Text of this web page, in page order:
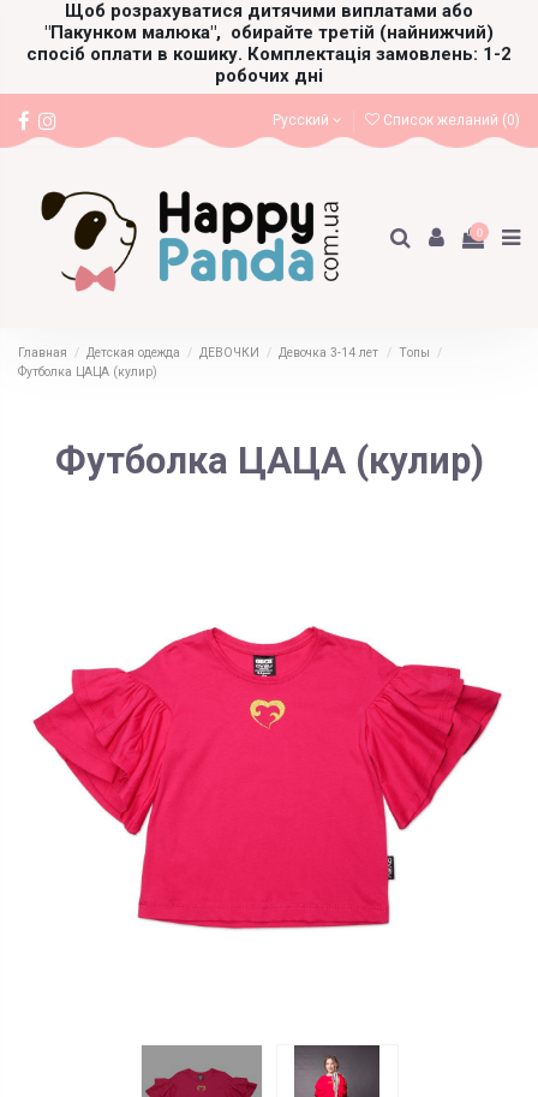
Щоб розрахуватися дитячими виплатами або
"Пакунком малюка", обирайте третій (найнижчий)
спосіб оплати в кошику. Комплектація замовлень: 1-2
робочих дні
Русский Список желаний (0)
0
Главная Детская одежда ДЕВОЧКИ Девочка 3-14 лет
Топы
Футболка ЦАЦА (кулир)
Футболка ЦАЦА (кулир)